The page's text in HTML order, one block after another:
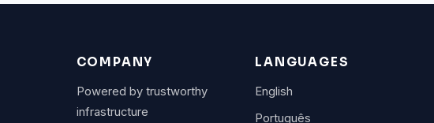
COMPANY
Powered by trustworthy
infrastructure
LANGUAGES
English
Português